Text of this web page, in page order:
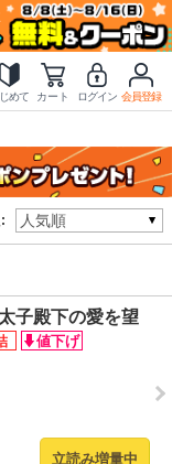
めて カート ログイン 会員登録
子殿下の愛を望
立読み増量中